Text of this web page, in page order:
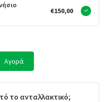
€150,00
Αγορά
το ανταλλακτικό;